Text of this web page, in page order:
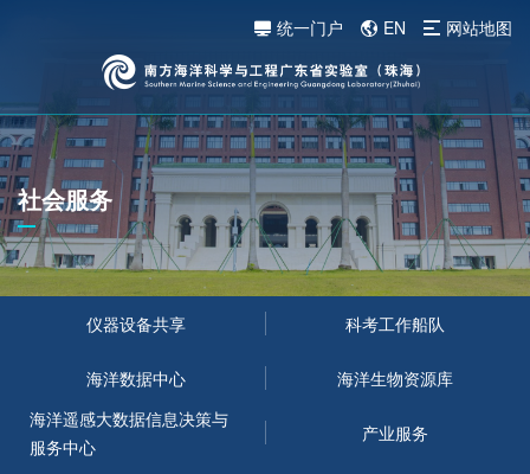
统一门户 EN 网站地图
社会服务
仪器设备共享 科考工作船队
海洋数据中心
海洋生物资源库
海洋遥感大数据信息决策与
服务中心
产业服务